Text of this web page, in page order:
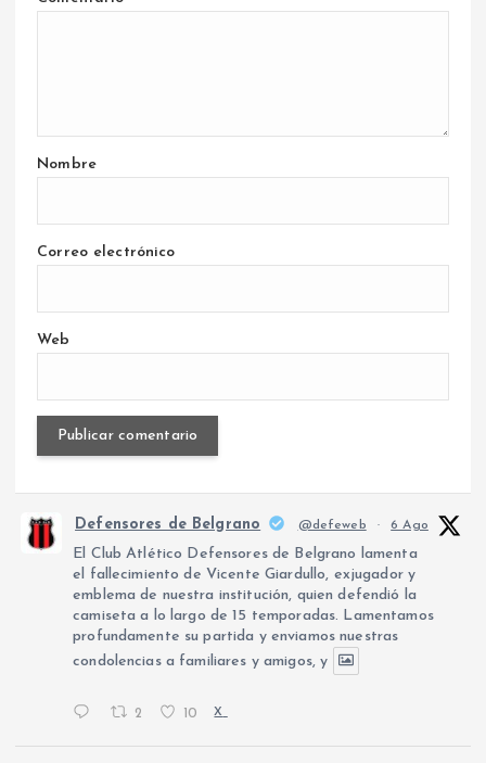
Nombre
Correo electrónico
Web
Defensores de Belgrano @defeweb · 6 Ago
El Club Atlético Defensores de Belgrano lamenta
el fallecimiento de Vicente Giardullo, exjugador y
emblema de nuestra institución, quien defendió la
camiseta a lo largo de 15 temporadas. Lamentamos
profundamente su partida y enviamos nuestras
condolencias a familiares y amigos, y
2 10 X